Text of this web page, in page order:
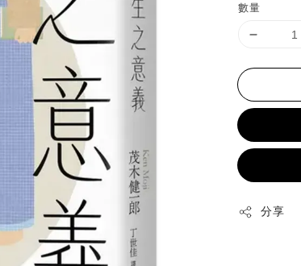
數量
分享